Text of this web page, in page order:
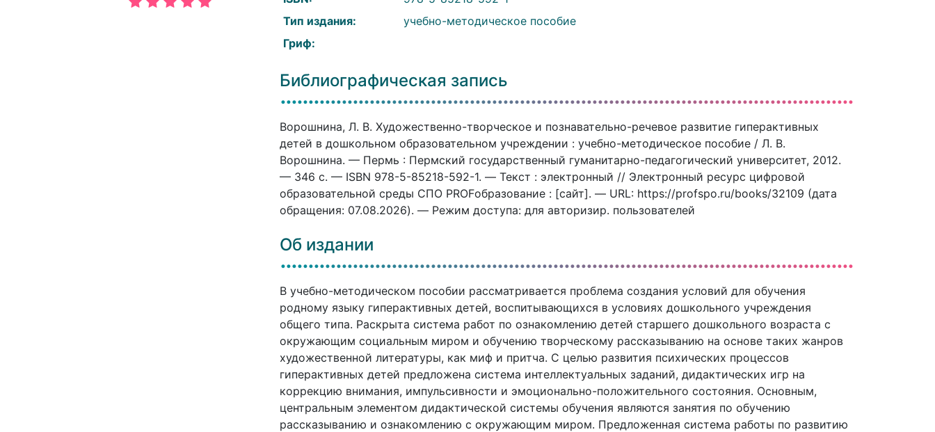
Тип издания:
учебно-методическое пособие
Гриф:
Библиографическая запись
Ворошнина, Л. В. Художественно-творческое и познавательно-речевое развитие гиперактивных
детей в дошкольном образовательном учреждении : учебно-методическое пособие / Л. В.
Ворошнина. — Пермь : Пермский государственный гуманитарно-педагогический университет, 2012.
— 346 c. — ISBN 978-5-85218-592-1. — Текст : электронный // Электронный ресурс цифровой
образовательной среды СПО PROFобразование : [сайт]. — URL: https://profspo.ru/books/32109 (дата
обращения: 07.08.2026). — Режим доступа: для авторизир. пользователей
Об издании
В учебно-методическом пособии рассматривается проблема создания условий для обучения
родному языку гиперактивных детей, воспитывающихся в условиях дошкольного учреждения
общего типа. Раскрыта система работ по ознакомлению детей старшего дошкольного возраста с
окружающим социальным миром и обучению творческому рассказыванию на основе таких жанров
художественной литературы, как миф и притча. С целью развития психических процессов
гиперактивных детей предложена система интеллектуальных заданий, дидактических игр на
коррекцию внимания, импульсивности и эмоционально-положительного состояния. Основным,
центральным элементом дидактической системы обучения являются занятия по обучению
рассказыванию и ознакомлению с окружающим миром. Предложенная система работы по развитию